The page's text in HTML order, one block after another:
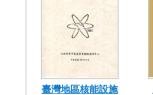
臺灣地區核能設施